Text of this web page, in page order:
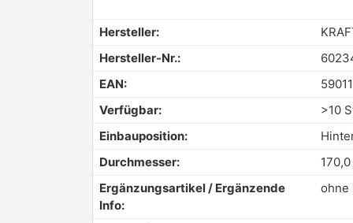
Hersteller:
Hersteller-Nr.:
EAN:
Verfügbar:
>10
Einbauposition:
Durchmesser:
Ergänzungsartikel / Ergänzende
Info:
ohne